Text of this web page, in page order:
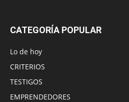
CATEGORÍA POPULAR
Lo de hoy
CRITERIOS
TESTIGOS
EMPRENDEDORES